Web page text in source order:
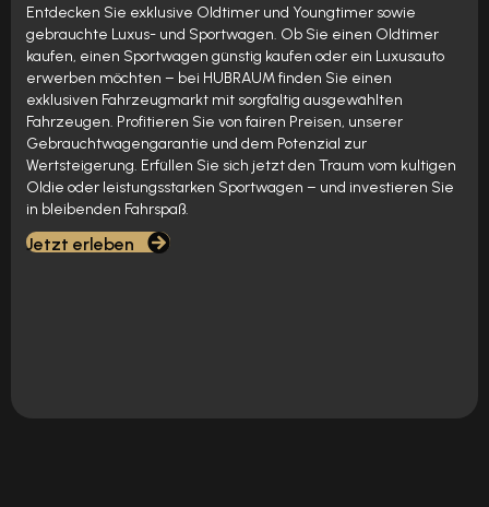
Entdecken Sie exklusive Oldtimer und Youngtimer sowie
gebrauchte Luxus- und Sportwagen. Ob Sie einen Oldtimer
kaufen, einen Sportwagen günstig kaufen oder ein Luxusauto
erwerben möchten – bei HUBRAUM finden Sie einen
exklusiven Fahrzeugmarkt mit sorgfältig ausgewählten
Fahrzeugen. Profitieren Sie von fairen Preisen, unserer
Gebrauchtwagengarantie und dem Potenzial zur
Wertsteigerung. Erfüllen Sie sich jetzt den Traum vom kultigen
Oldie oder leistungsstarken Sportwagen – und investieren Sie
in bleibenden Fahrspaß.
Jetzt erleben